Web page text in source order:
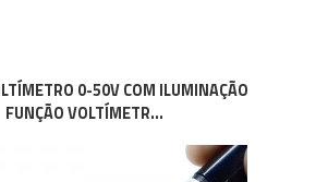
0-50V COM ILUMINAÇÃO
FUNÇÃO VOLTÍMETR...